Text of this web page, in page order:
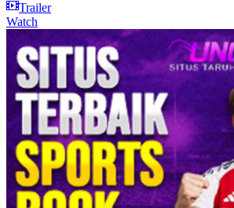
Trailer
Watch